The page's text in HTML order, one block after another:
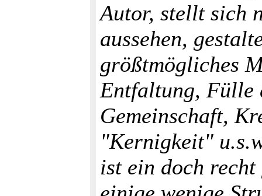
Autor, stellt sich
aussehen,
größtmögliches
Entfaltung, Fülle
Gemeinschaft,
"Kernigkeit"
ist ein doch recht